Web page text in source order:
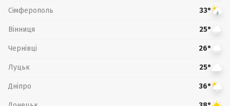
Сімферополь 33°
Вінниця 25°
Чернівці 26°
Луцьк 25°
Дніпро 36°